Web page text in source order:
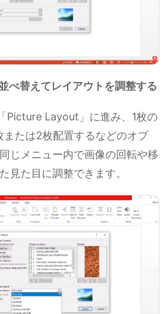
べ替えてレイアウトを調整する
Picture Layout」に進み、1枚の
または2枚配置するなどのオプ
じメニュー内で画像の回転や移
見た目に調整できます。